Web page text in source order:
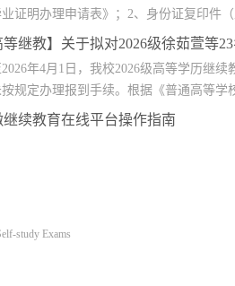
业证明办理申请表》；2、身份证复印件
等继教】关于拟对2026级徐茹萱等
育新...年4月1日，我校2026级高等学历继续
按规定办理报到手续。根据《普通高等学
继续教育在线平台操作指南
study Exams